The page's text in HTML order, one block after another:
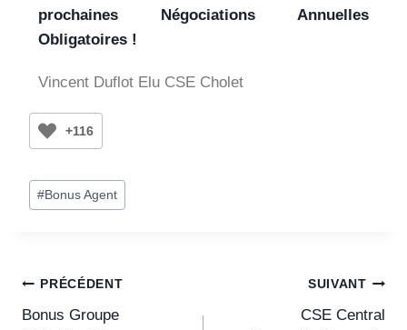
prochaines Négociations Annuelles
Obligatoires !
Vincent Duflot Elu CSE Cholet
+116
#Bonus Agent
PRÉCÉDENT
Bonus Groupe
SUIVANT
CSE Central